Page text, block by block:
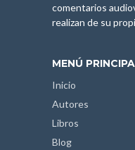
comentarios
realizan de su
MENÚ
Inicio
Autores
Libros
Blog